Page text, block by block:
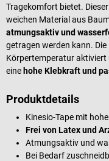
Tragekomfort bietet.
weichen Material aus
atmungsaktiv und
getragen werden kann.
Körpertemperatur aktiviert
eine hohe Klebkraft und
Produktdetails
Kinesio-Tape mit
Frei von Latex und
Atmungsaktiv und
Bei Bedarf